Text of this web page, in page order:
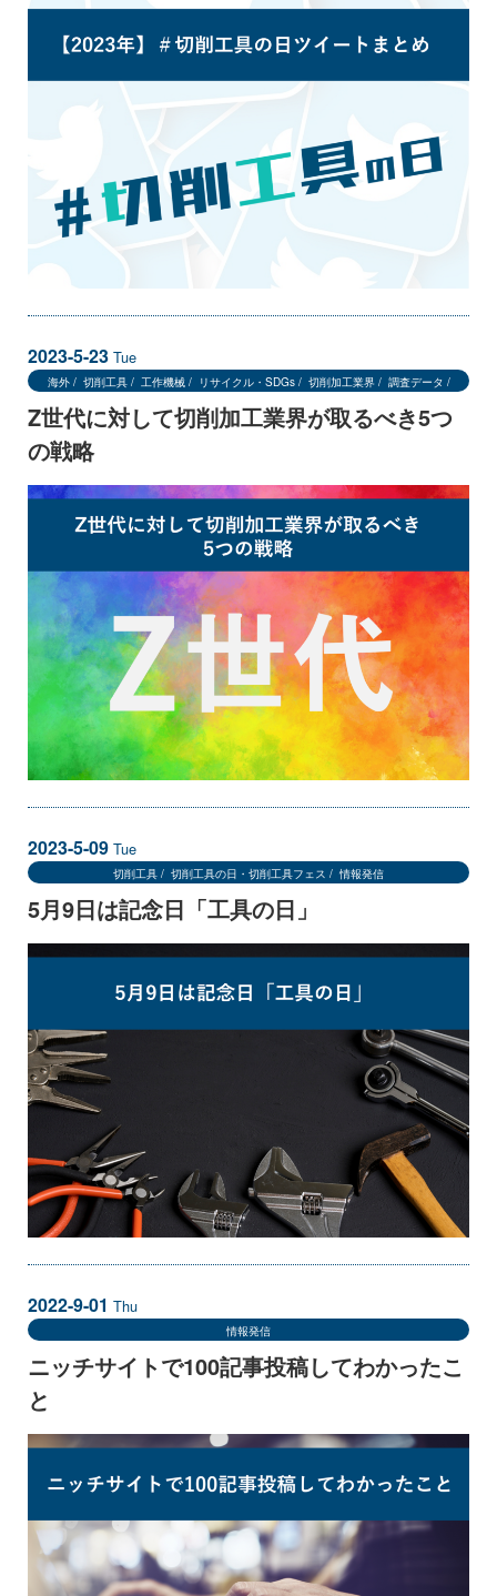
2023-5-23 Tue
海外 切削工具 工作機械 リサイクル・SDGs 切削加工業界
調査データ
情報発信
Z世代に対して切削加工業界が取るべき5つ
の戦略
2023-5-09 Tue
切削工具 切削工具の日・切削工具フェス 情報発信
5月9日は記念日「工具の日」
2022-9-01 Thu
情報発信
ニッチサイトで100記事投稿してわかったこ
と